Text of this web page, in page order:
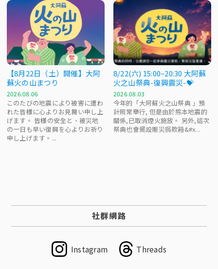
【8月22日（土）開催】大阿
蘇火の山まつり
2026.08.06
このたびの地震により被害に遭わ
れた皆様に心よりお見舞い申し上
げます。 皆様の安全と、被災地
の一日も早い復興を心よりお祈り
申し上げます。...
8/22(六) 15:00~20:30 大阿蘇
火之山祭典-復興震災-💝
2026.08.03
今年的「大阿蘇火之山祭典 」預
計照常舉行, 但是由於熊本地震的
關係,已取消煙火施放。 另外,這次
祭典也會擺設賑災捐款箱&#x...
社群網路
Instagram Threads